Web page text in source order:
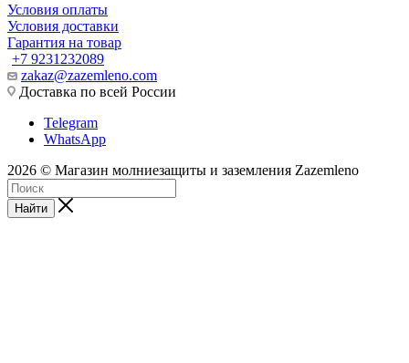
Условия оплаты
Условия доставки
Гарантия на товар
+7 9231232089
zakaz@zazemleno.com
Доставка по всей России
Telegram
WhatsApp
2026 © Магазин молниезащиты и заземления Zazemleno
Найти